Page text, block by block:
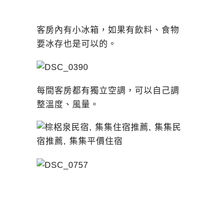
客房內有小冰箱，如果有飲料、食物
要冰存也是可以的。
每間客房都有獨立空調，可以自己調
整溫度、風量。